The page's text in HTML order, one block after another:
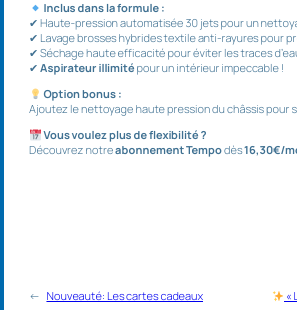
Inclus dans la formule :
✔ Haute-pression automatisée 30 jets pour un
✔ Lavage brosses hybrides textile anti-rayures pour
✔ Séchage haute efficacité pour éviter les traces
✔ Aspirateur illimitépour un intérieur impeccable !
Option bonus :
Ajoutez le nettoyage haute pression du châssis pour
Vous voulez plus de flexibilité ?
Découvrez notreabonnement Tempo dès16,30€/
← Nouveauté: Les cartes cadeaux «